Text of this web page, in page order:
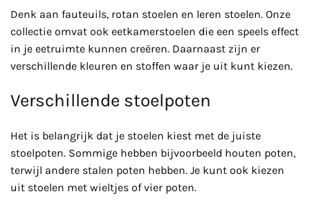
Denk aan fauteuils, rotan stoelen en leren stoelen. Onze
collectie omvat ook eetkamerstoelen die een speels effect
in je eetruimte kunnen creëren. Daarnaast zijn er
verschillende kleuren en stoffen waar je uit kunt kiezen.
Verschillende stoelpoten
Het is belangrijk dat je stoelen kiest met de juiste
stoelpoten. Sommige hebben bijvoorbeeld houten poten,
terwijl andere stalen poten hebben. Je kunt ook kiezen
uit stoelen met wieltjes of vier poten.